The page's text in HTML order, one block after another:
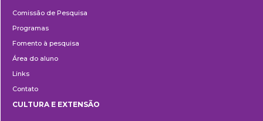
Comissão de Pesquisa
Programas
Fomento à pesquisa
Área do aluno
Links
Contato
CULTURA E EXTENSÃO